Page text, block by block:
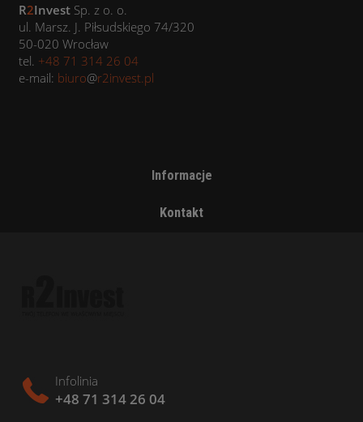
R2Invest Sp. z o. o.
ul. Marsz. J. Piłsudskiego 74/320
50-020 Wrocław
tel. +48 71 314 26 04
e-mail: biuro@r2invest.pl
Informacje
Kontakt
Infolinia
+48 71 314 26 04